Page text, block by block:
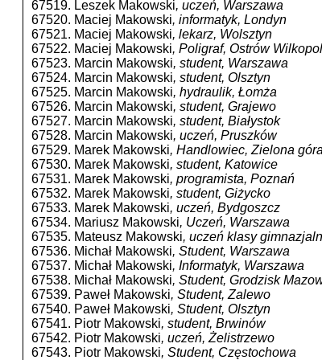
67519. Leszek Makowski, uczeń, Warszawa
67520. Maciej Makowski, informatyk, Londyn
67521. Maciej Makowski, lekarz, Wolsztyn
67522. Maciej Makowski, Poligraf, Ostrów
67523. Marcin Makowski, student, Warszawa
67524. Marcin Makowski, student, Olsztyn
67525. Marcin Makowski, hydraulik, Łomża
67526. Marcin Makowski, student, Grajewo
67527. Marcin Makowski, student, Białystok
67528. Marcin Makowski, uczeń, Pruszków
67529. Marek Makowski, Handlowiec, Zielona góra
67530. Marek Makowski, student, Katowice
67531. Marek Makowski, programista, Poznań
67532. Marek Makowski, student, Giżycko
67533. Marek Makowski, uczeń, Bydgoszcz
67534. Mariusz Makowski, Uczeń, Warszawa
67535. Mateusz Makowski, uczeń klasy
67536. Michał Makowski, Student, Warszawa
67537. Michał Makowski, Informatyk, Warszawa
67538. Michał Makowski, Student, Grodzisk
67539. Paweł Makowski, Student, Zalewo
67540. Paweł Makowski, Student, Olsztyn
67541. Piotr Makowski, student, Brwinów
67542. Piotr Makowski, uczeń, Żelistrzewo
67543. Piotr Makowski, Student, Częstochowa